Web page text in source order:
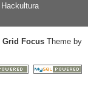
Hackultura
Grid Focus Theme by